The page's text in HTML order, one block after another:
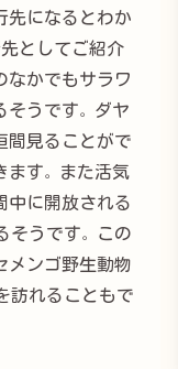
先になるとわか
としてご紹介
なかでもサラワ
そうです。ダヤ
間見ることがで
ます。また活気
中に開放される
そうです。この
メンゴ野生動物
訪れることもで